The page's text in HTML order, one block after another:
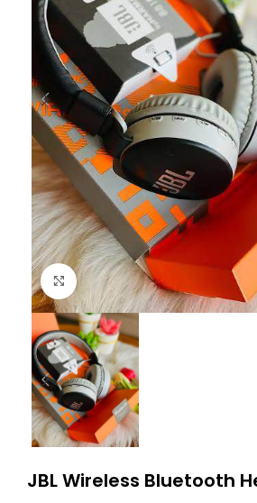
Click to enlarge
JBL Wireless Bluetooth